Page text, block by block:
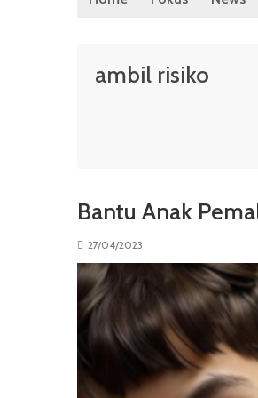
ambil risiko
Bantu Anak
27/04/2023